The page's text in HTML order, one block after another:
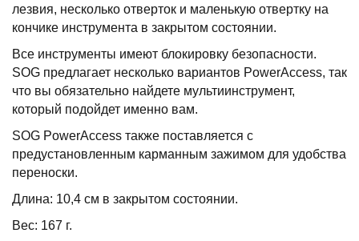
лезвия, несколько отверток и маленькую отвертку на
кончике инструмента в закрытом состоянии.
Все инструменты имеют блокировку безопасности.
SOG предлагает несколько вариантов PowerAccess, так
что вы обязательно найдете мультиинструмент,
который подойдет именно вам.
SOG PowerAccess также поставляется с
предустановленным карманным зажимом для удобства
переноски.
Длина: 10,4 см в закрытом состоянии.
Вес: 167 г.